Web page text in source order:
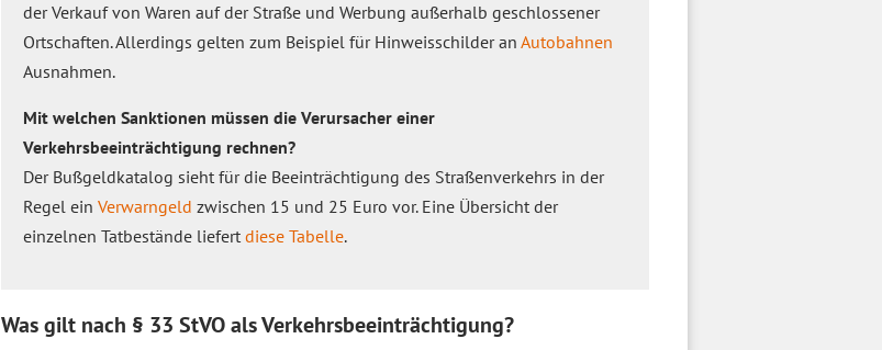
der Verkauf von Waren auf der Straße und Werbung außerhalb geschlossener
Ortschaften. Allerdings gelten zum Beispiel für Hinweisschilder an Autobahnen
Ausnahmen.
Mit welchen Sanktionen müssen die Verursacher einer
Verkehrsbeeinträchtigung rechnen?
Der Bußgeldkatalog sieht für die Beeinträchtigung des Straßenverkehrs in der
Regel ein Verwarngeld zwischen 15 und 25 Euro vor. Eine Übersicht der
einzelnen Tatbestände liefert diese Tabelle.
Was gilt nach § 33 StVO als Verkehrsbeeinträchtigung?